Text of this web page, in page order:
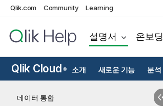
Qlik.com Community Learning
설명서 온보딩
Qlik Cloud ® 소개 새로운 기능 분석
데이터 통합